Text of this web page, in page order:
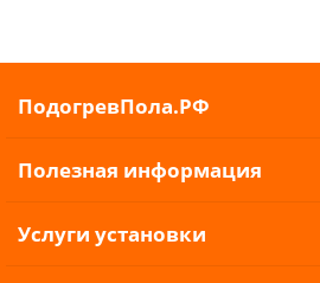
ПодогревПола.РФ
Полезная информация
Услуги установки